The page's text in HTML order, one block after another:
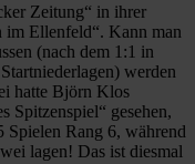
Zeitung“ in ihrer
im Ellenfeld“. Kann man
(nach dem 1:1 in
werden
hatte Björn Klos
Spitzenspiel“ gesehen,
Spielen Rang 6, während
lagen! Das ist diesmal